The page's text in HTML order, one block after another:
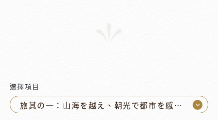
選擇項目
旅其の一：山海を越え、朝光で都市を感じる ⌵